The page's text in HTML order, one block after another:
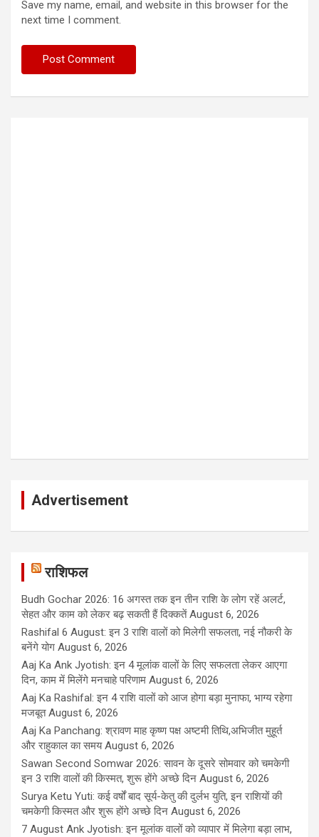
Save my name, email, and website in this browser for the
next time I comment.
Advertisement
राशिफल
Budh Gochar 2026: 16 अगस्त तक इन तीन राशि के लोग रहें अलर्ट,
सेहत और काम को लेकर बढ़ सकती हैं दिक्कतें August 6, 2026
Rashifal 6 August: इन 3 राशि वालों को मिलेगी सफलता, नई नौकरी के
बनेंगे योग August 6, 2026
Aaj Ka Ank Jyotish: इन 4 मूलांक वालों के लिए सफलता लेकर आएगा
दिन, काम में मिलेंगे मनचाहे परिणाम August 6, 2026
Aaj Ka Rashifal: इन 4 राशि वालों को आज होगा बड़ा मुनाफा, भाग्य रहेगा
मजबूत August 6, 2026
Aaj Ka Panchang: श्रावण माह कृष्ण पक्ष अष्टमी तिथि,अभिजीत मुहूर्त
और राहुकाल का समय August 6, 2026
Sawan Second Somwar 2026: सावन के दूसरे सोमवार को चमकेगी
इन 3 राशि वालों की किस्मत, शुरू होंगे अच्छे दिन August 6, 2026
Surya Ketu Yuti: कई वर्षों बाद सूर्य-केतु की दुर्लभ युति, इन राशियों की
चमकेगी किस्मत और शुरू होंगे अच्छे दिन August 6, 2026
7 August Ank Jyotish: इन मूलांक वालों को व्यापार में मिलेगा बड़ा लाभ,